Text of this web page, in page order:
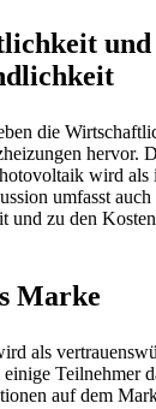
und
die
hervor.
wird als
umfasst
und zu den
Marke
als
Teilnehmer
auf dem